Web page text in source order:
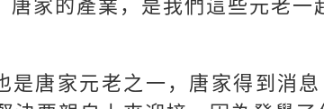
唐家的產業，是我們這些元老
是唐家元老之一，唐家得到消